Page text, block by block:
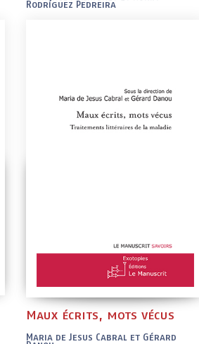
Rodríguez Pedreira
Maux écrits, mots vécus
Maria de Jesus Cabral et Gérard